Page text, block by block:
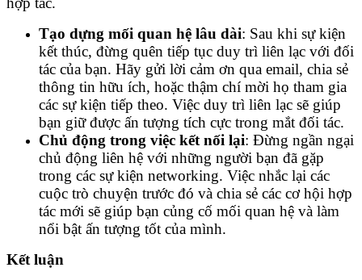
Tạo dựng mối quan hệ lâu dài: Sau khi sự kiện
kết thúc, đừng quên tiếp tục duy trì liên lạc với đối
tác của bạn. Hãy gửi lời cảm ơn qua email, chia sẻ
thông tin hữu ích, hoặc thậm chí mời họ tham gia
các sự kiện tiếp theo. Việc duy trì liên lạc sẽ giúp
bạn giữ được ấn tượng tích cực trong mắt đối tác.
Chủ động trong việc kết nối lại: Đừng ngần ngại
chủ động liên hệ với những người bạn đã gặp
trong các sự kiện networking. Việc nhắc lại các
cuộc trò chuyện trước đó và chia sẻ các cơ hội hợp
tác mới sẽ giúp bạn củng cố mối quan hệ và làm
nổi bật ấn tượng tốt của mình.
Kết luận